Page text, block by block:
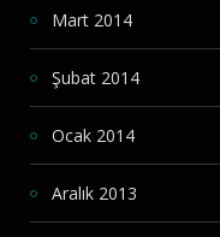
Mart 2014
Şubat 2014
Ocak 2014
Aralık 2013